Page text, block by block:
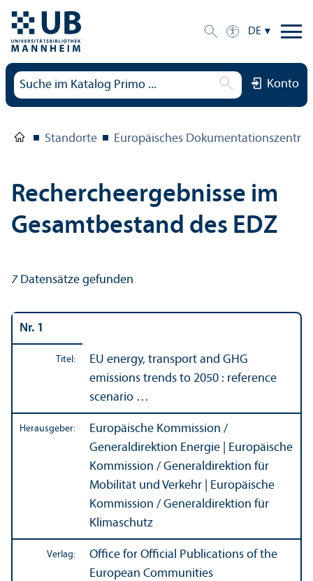
DE
Konto
Standorte Europäisches
Rechercheergebnisse im
Gesamtbestand des EDZ
7Datensätze gefunden
Nr. 1
Titel:
EU energy, trans­port and GHG
emissions trends to 2050 : reference
scenario …
Herausgeber:
Europäische Kommission /
Generaldirektion Energie | Europäische
Kommission / Generaldirektion für
Mobilität und Verkehr | Europäische
Kommission / Generaldirektion für
Klimaschutz
Verlag:
Office for Official Publications of the
European Communities